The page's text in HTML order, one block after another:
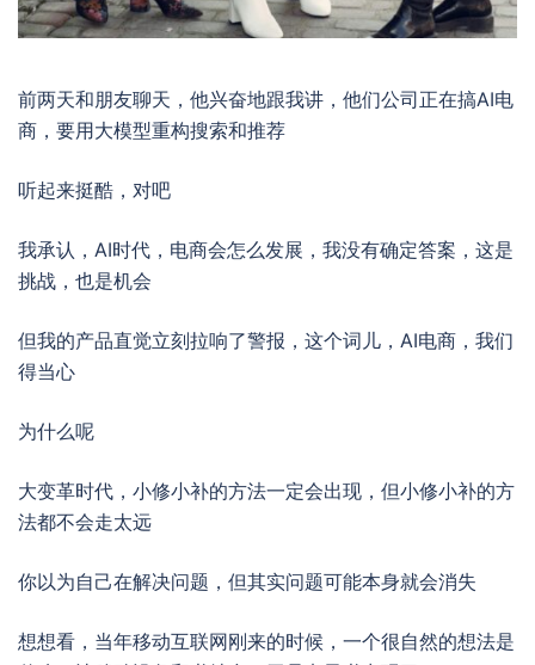
前两天和朋友聊天，他兴奋地跟我讲，他们公司正在搞AI电
商，要用大模型重构搜索和推荐
听起来挺酷，对吧
我承认，AI时代，电商会怎么发展，我没有确定答案，这是
挑战，也是机会
但我的产品直觉立刻拉响了警报，这个词儿，AI电商，我们
得当心
为什么呢
大变革时代，小修小补的方法一定会出现，但小修小补的方
法都不会走太远
你以为自己在解决问题，但其实问题可能本身就会消失
想想看，当年移动互联网刚来的时候，一个很自然的想法是